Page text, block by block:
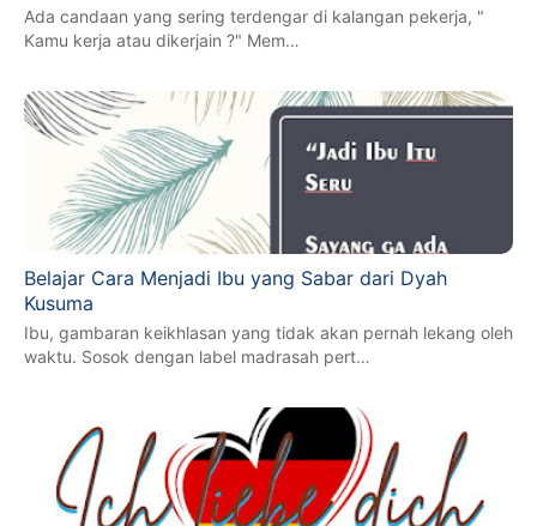
Ada candaan yang sering terdengar di kalangan pekerja, "
Kamu kerja atau dikerjain ?" Mem…
Belajar Cara Menjadi Ibu yang Sabar dari Dyah
Kusuma
Ibu, gambaran keikhlasan yang tidak akan pernah lekang oleh
waktu. Sosok dengan label madrasah pert…